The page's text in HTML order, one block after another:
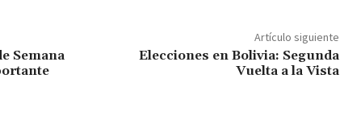
Semana
Artículo siguiente
Elecciones en Bolivia: Segunda
Vuelta a la Vista